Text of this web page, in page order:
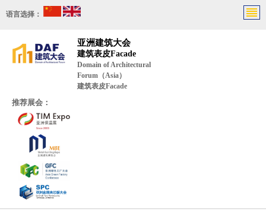
语言选择：
亚洲建筑大会
建筑表皮Facade
Domain of Architectural
Forum（Asia）
建筑表皮Facade
推荐展会：